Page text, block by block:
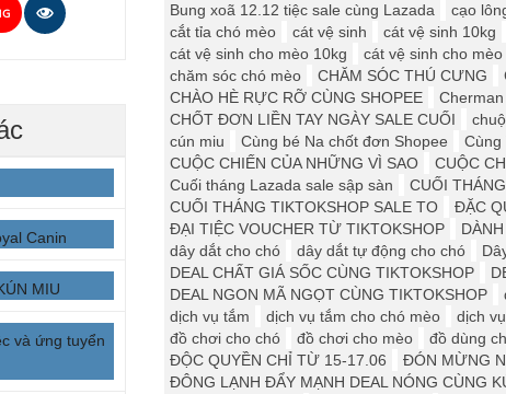
Canin
MIU
và ứng tuyển
Bung xoã 12.12 tiệc sale cùng Lazada
cạo
cắt tỉa chó mèo
cát vệ sinh cát vệ sinh 10kg
cát vệ sinh cho mèo 10kg
cát vệ sinh cho mèo
chăm sóc chó mèo
CHĂM SÓC THÚ CƯNG
CHÀO HÈ RỰC RỠ CÙNG SHOPEE
Cherman
CHỐT ĐƠN LIỀN TAY NGÀY SALE CUỐI
cún miu
Cùng bé Na chốt đơn Shopee Cùng
CUỘC CHIẾN CỦA NHỮNG VÌ SAO
CUỘC
Cuối tháng Lazada sale sập sàn
CUỐI
CUỐI THÁNG TIKTOKSHOP SALE TO
ĐẶC
ĐẠI TIỆC VOUCHER TỪ TIKTOKSHOP
dây dắt cho chó
dây dắt tự động cho chó
DEAL CHẤT GIÁ SỐC CÙNG TIKTOKSHOP
DEAL NGON MÃ NGỌT CÙNG TIKTOKSHOP
dịch vụ tắm
dịch vụ tắm cho chó mèo dịch
đồ chơi cho chó
đồ chơi cho mèo đồ dùng
ĐỘC QUYỀN CHỈ TỪ 15-17.06
ĐÓN MỪNG
ĐÔNG LẠNH ĐẨY MẠNH DEAL NÓNG CÙNG